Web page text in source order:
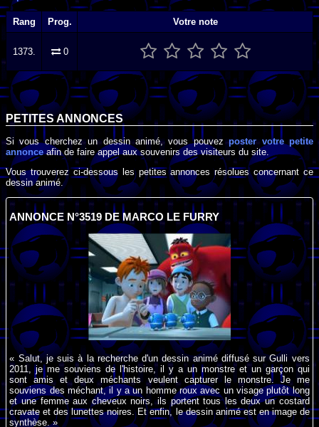
Rang Prog. Votre note
1373. 0
PETITES ANNONCES
Si vous cherchez un dessin animé, vous pouvezposter votre petite
annonceafin de faire appel aux souvenirs des visiteurs du site.
Vous trouverez ci-dessous les petites annonces résolues concernant ce
dessin animé.
ANNONCE N°3519 DE MARCO LE FURRY
« Salut, je suis à la recherche d'un dessin animé diffusé sur Gulli vers
2011, je me souviens de l'histoire, il y a un monstre et un garçon qui
sont amis et deux méchants veulent capturer le monstre. Je me
souviens des méchant, il y a un homme roux avec un visage plutôt long
et une femme aux cheveux noirs, ils portent tous les deux un costard
cravate et des lunettes noires. Et enfin, le dessin animé est en image de
synthèse. »